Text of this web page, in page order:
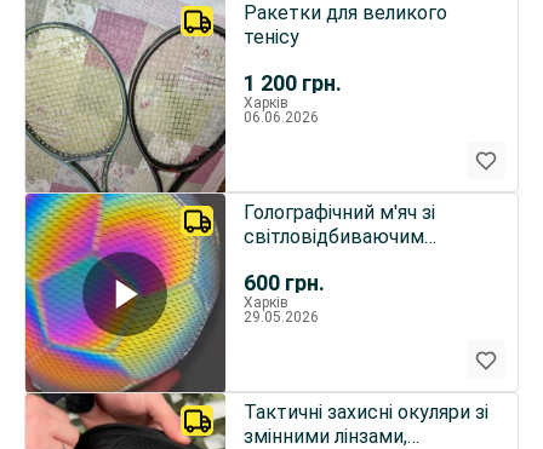
1 200 грн.
Ракетки для великого
тенісу
Харків
06.06.2026
600 грн.
Голографічний м'яч зі
світловідбиваючим
Харків
29.05.2026
Тактичні захисні окуляри зі
змінними лінзами,